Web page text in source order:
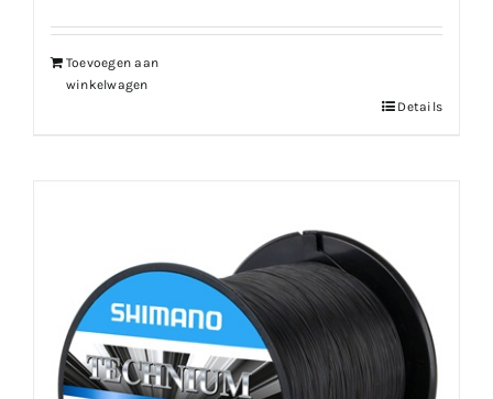
€839.99.€671.99.
Toevoegen aan
winkelwagen
Details